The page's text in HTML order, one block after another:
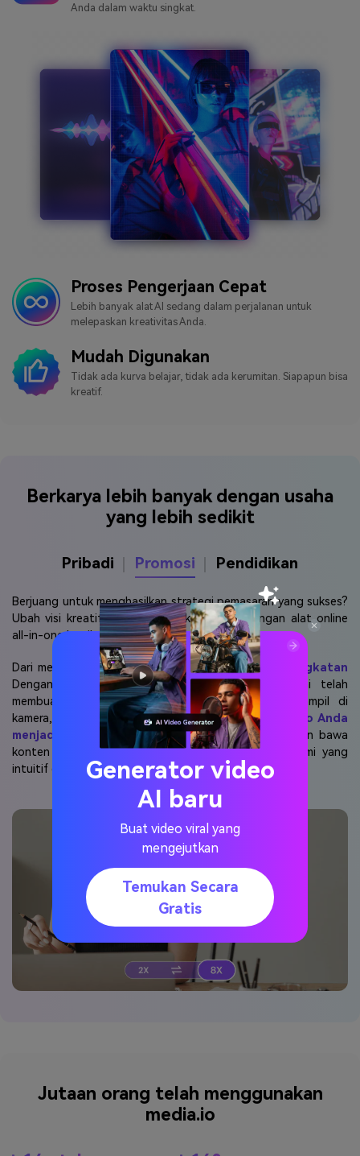
Anda dalam waktu singkat.
Proses Pengerjaan Cepat
Lebih banyak alat AI sedang dalam perjalanan untuk
melepaskan kreativitas Anda.
Mudah Digunakan
Tidak ada kurva belajar, tidak ada kerumitan. Siapapun bisa
kreatif.
Berkarya lebih banyak dengan usaha
yang lebih sedikit
Pribadi Promosi Pendidikan
Berjuang untuk menghasilkan strategi pemasaran yang sukses?
Ubah visi kreatif Anda menjadi kenyataan dengan alat online
all-in-one kami!
Dari mengedit video, audio, dan foto kefoto peningkatan
Dengan teknologi AI super-resolusi, platform kami telah
membuat Anda tertutup. Jika Anda tidak ingin tampil di
kamera, gunakan kartoonizer untukKonversikan foto Anda
menjadi gaya kartun. Lepaskan kreativitas Anda dan bawa
konten Anda ke tingkat berikutnya dengan alat kami yang
intuitif dan kuat.
Jutaan orang telah menggunakan
media.io
Generator video
AI baru
Buat video viral yang
mengejutkan
Temukan Secara
Gratis